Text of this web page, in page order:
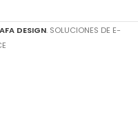
DESIGN. SOLUCIONES DE E-